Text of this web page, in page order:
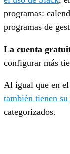
programas:
programas de
La cuenta
configurar más
Al igual que en
también tienen
categorizados.